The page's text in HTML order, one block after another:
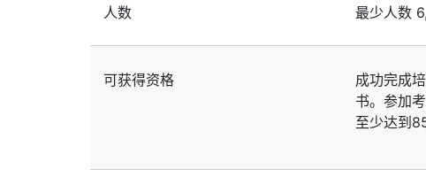
人数 最少人数 6
可获得资格
成功完成
书。参加
至少达到